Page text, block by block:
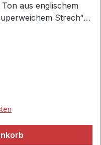
aus englischem
Strech“•